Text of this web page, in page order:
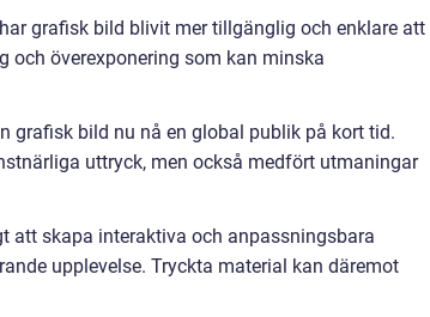
grafisk bild blivit mer tillgänglig och enklare att
och överexponering som kan minska
grafisk bild nu nå en global publik på kort tid.
uttryck, men också medfört utmaningar
att skapa interaktiva och anpassningsbara
upplevelse. Tryckta material kan däremot